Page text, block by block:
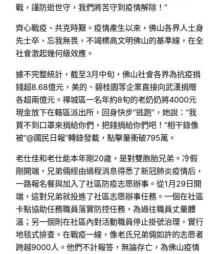
戰，謹防逝世守，我們將苦守到疫情解除！”
齊心戰疫、共克時艱。疫情產生以來，佛山各界人士身
先士卒、忘我無畏，不竭標高文明佛山的基準線，在全
社會激起幾何級效應。
據不完整統計，截至3月中旬，佛山社會各界為抗疫捐
錢超8.68億元，美的、碧桂園等企業直接向武漢捐贈
各超兩億元。禪城區一名年約8旬的老奶奶將4000元
現金放下在轄區派出所，回身快步“逃跑”，她說：“我
買不到口罩來捐給你們，把錢捐給你們吧！”相干錄像
被“@國民日報”轉錄發載，點擊量衝破795萬。
老仕佳和老仕能本年剛20歲，是對雙胞胎兄弟。冷假
剛開端，兄弟倆經由過程消息得悉了新冠肺炎疫情后，
一路報名餐與加入了社區防疫志愿辦事。從1月29日開
端，這對兄弟就投進了社區志愿辦事任務。一個在社區
卡點協助任務職員落實防控任務，為過往職員丈量體
溫；另一個則在社區內對活動職員停止掛號治理，實行
地毯式排查。在戰疫一線，像老氏兄弟倆如許的志愿者
跨越9000人。他們不計報答，無論存亡，為佛山疫情